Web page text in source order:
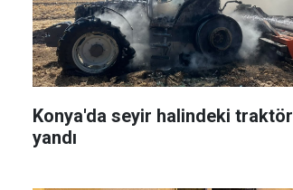
Konya'da seyir halindeki traktör
yandı